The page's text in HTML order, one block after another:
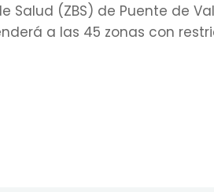
Salud (ZBS) de Puente de
a las 45 zonas con